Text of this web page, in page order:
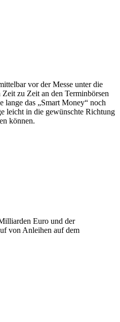
vor der Messe unter die
zu Zeit an den Terminbörsen
lange das „Smart Money“ noch
leicht in die gewünschte Richtung
können.
Euro und der
von Anleihen auf dem